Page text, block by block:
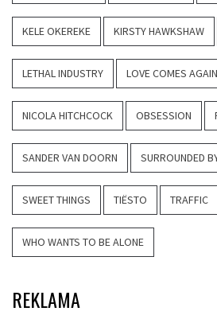
KELE OKEREKE KIRSTY HAWKSHAW
LETHAL INDUSTRY LOVE COMES AGAIN
NICOLA HITCHCOCK OBSESSION
SANDER VAN DOORN SURROUNDED
SWEET THINGS TIËSTO TRAFFIC
WHO WANTS TO BE ALONE
REKLAMA